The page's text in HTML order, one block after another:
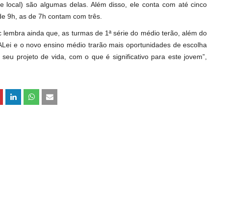
local) são algumas delas. Além disso, ele conta com até cinco
9h, as de 7h contam com três.
ainda que, as turmas de 1ª série do médio terão, além do
e o novo ensino médio trarão mais oportunidades de escolha
projeto de vida, com o que é significativo para este jovem”,